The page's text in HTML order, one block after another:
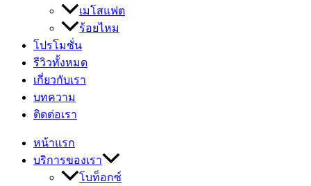
เมโสแฟต
ร้อยไหม
โปรโมชั่น
รีวิวทั้งหมด
เกี่ยวกับเรา
บทความ
ติดต่อเรา
หน้าแรก
บริการของเรา
โบท็อกซ์